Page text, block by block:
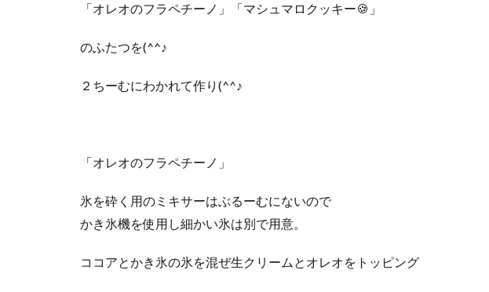
「オレオのフラペチーノ」「マシュマロクッキー🍪」
のふたつを(^^♪
２ちーむにわかれて作り(^^♪
「オレオのフラペチーノ」
氷を砕く用のミキサーはぶるーむにないので
かき氷機を使用し細かい氷は別で用意。
ココアとかき氷の氷を混ぜ生クリームとオレオをトッピング